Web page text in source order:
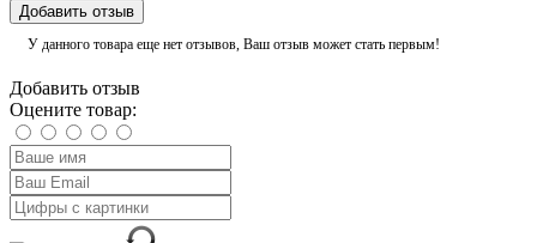
Добавить отзыв
У данного товара еще нет отзывов, Ваш отзыв может стать первым!
Добавить отзыв
Оцените товар: